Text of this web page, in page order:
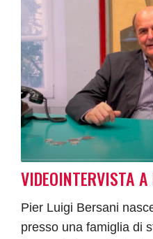
VIDEOINTERVISTA
Pier Luigi Bersani
presso una famiglia di